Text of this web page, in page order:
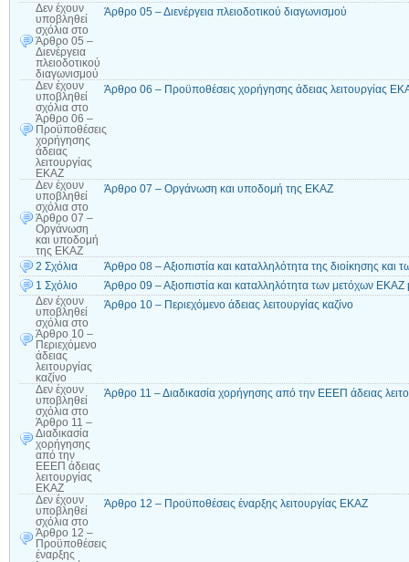
Δεν έχουν
υποβληθεί
σχόλια στο
Άρθρο 05 –
Διενέργεια
πλειοδοτικού
διαγωνισμού
Άρθρο 05 – Διενέργεια πλειοδοτικού διαγωνισμού
Δεν έχουν
υποβληθεί
σχόλια στο
Άρθρο 06 –
Προϋποθέσεις
χορήγησης
άδειας
λειτουργίας
ΕΚΑΖ
Άρθρο 06 – Προϋποθέσεις χορήγησης άδειας λειτουργίας
Δεν έχουν
υποβληθεί
σχόλια στο
Άρθρο 07 –
Οργάνωση
και υποδομή
της ΕΚΑΖ
Άρθρο 07 – Οργάνωση και υποδομή της ΕΚΑΖ
2 Σχόλια
Άρθρο 08 – Αξιοπιστία και καταλληλότητα της διοίκησης και
1 Σχόλιο
Άρθρο 09 – Αξιοπιστία και καταλληλότητα των μετόχων ΕΚΑΖ
Δεν έχουν
υποβληθεί
σχόλια στο
Άρθρο 10 –
Περιεχόμενο
άδειας
λειτουργίας
καζίνο
Άρθρο 10 – Περιεχόμενο άδειας λειτουργίας καζίνο
Δεν έχουν
υποβληθεί
σχόλια στο
Άρθρο 11 –
Διαδικασία
χορήγησης
από την
ΕΕΕΠ άδειας
λειτουργίας
ΕΚΑΖ
Άρθρο 11 – Διαδικασία χορήγησης από την ΕΕΕΠ άδειας
Δεν έχουν
υποβληθεί
σχόλια στο
Άρθρο 12 –
Προϋποθέσεις
έναρξης
Άρθρο 12 – Προϋποθέσεις έναρξης λειτουργίας ΕΚΑΖ